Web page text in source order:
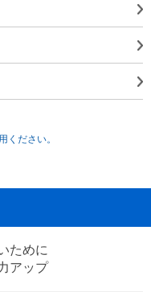
ください。
ために
アップ